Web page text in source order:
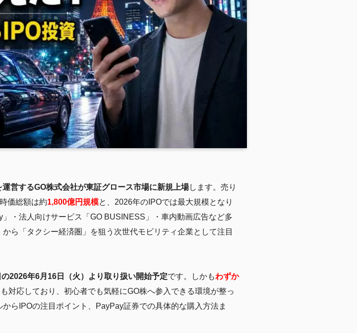
営するGO株式会社が東証グロース市場に新規上場します。売り
価総額は約1,800億円規模と、2026年のIPOでは最大規模となり
・法人向けサービス「GO BUSINESS」・車内動画広告など多
ら「タクシー経済圏」を狙う次世代モビリティ企業として注目
2026年6月16日（火）より取り扱い開始予定です。しかもわずか
対応しており、初心者でも気軽にGO株へ参入できる環境が整っ
らIPOの注目ポイント、PayPay証券での具体的な購入方法ま